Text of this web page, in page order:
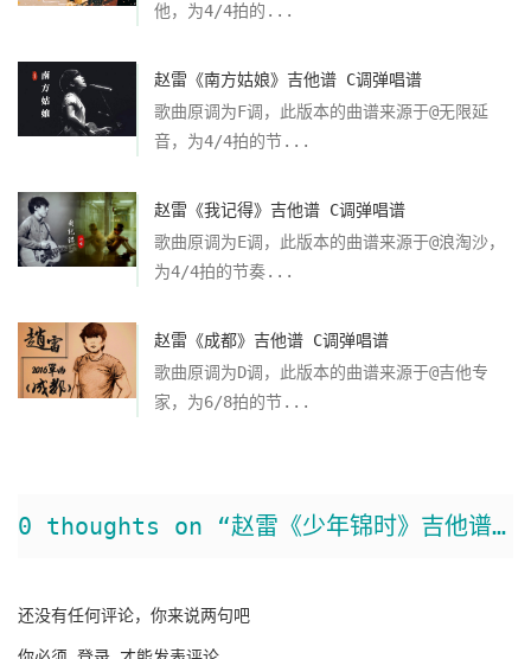
他，为4/4拍的...
赵雷《南方姑娘》吉他谱 C调弹唱谱
歌曲原调为F调，此版本的曲谱来源于@无限延
音，为4/4拍的节...
赵雷《我记得》吉他谱 C调弹唱谱
歌曲原调为E调，此版本的曲谱来源于@浪淘沙，
为4/4拍的节奏...
赵雷《成都》吉他谱 C调弹唱谱
歌曲原调为D调，此版本的曲谱来源于@吉他专
家，为6/8拍的节...
0 thoughts on “赵雷《少年锦时》吉他谱 C调简单版弹唱谱”
还没有任何评论，你来说两句吧